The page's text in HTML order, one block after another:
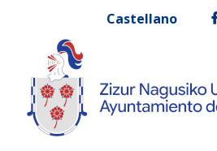
Castellano